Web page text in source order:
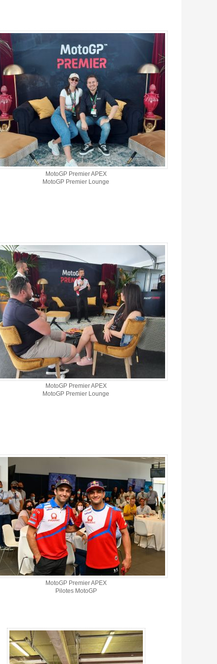
MotoGP Premier APEX
MotoGP Premier Lounge
MotoGP Premier APEX
MotoGP Premier Lounge
MotoGP Premier APEX
Pilotes MotoGP